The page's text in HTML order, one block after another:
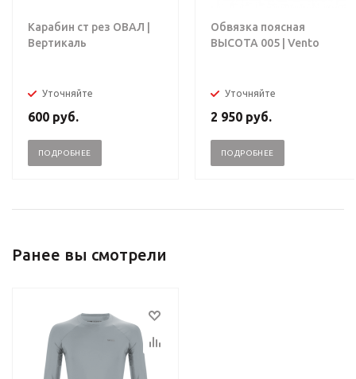
Карабин ст рез ОВАЛ |
Вертикаль
Уточняйте
600 руб.
ПОДРОБНЕЕ
Обвязка поясная
ВЫСОТА 005 | Vento
Уточняйте
2 950 руб.
ПОДРОБНЕЕ
Ранее вы смотрели